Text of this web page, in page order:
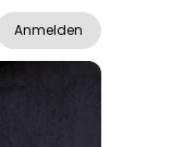
Anmelden